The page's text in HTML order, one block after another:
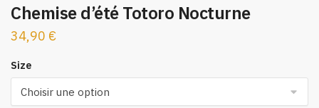
Chemise d’été Totoro Nocturne
34,90 €
Size